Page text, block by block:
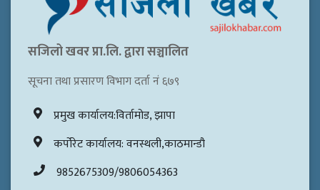
सजिलो खवर प्रा.लि. द्वारा सञ्चालित
सूचना तथा प्रसारण विभाग दर्ता नं ६७९
प्रमुख कार्यालय:विर्तामोड, झापा
कर्पोरेट कार्यालय: वनस्थली,काठमान्डौ
9852675309/9806054363